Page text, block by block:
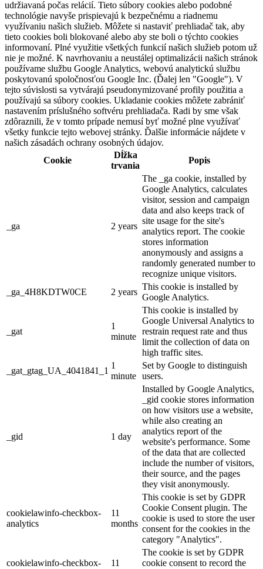
udržiavaná počas relácií. Tieto súbory cookies alebo podobné
technológie navyše prispievajú k bezpečnému a riadnemu
využívaniu našich služieb. Môžete si nastaviť prehliadač tak, aby
tieto cookies boli blokované alebo aby ste boli o týchto cookies
informovaní. Plné využitie všetkých funkcií našich služieb potom už
nie je možné. K navrhovaniu a neustálej optimalizácii našich stránok
používame službu Google Analytics, webovú analytickú službu
poskytovanú spoločnosťou Google Inc. (Ďalej len "Google"). V
tejto súvislosti sa vytvárajú pseudonymizované profily použitia a
používajú sa súbory cookies. Ukladanie cookies môžete zabrániť
nastavením príslušného softvéru prehliadača. Radi by sme však
zdôraznili, že v tomto prípade nemusí byť možné plne využívať
všetky funkcie tejto webovej stránky. Ďalšie informácie nájdete v
našich zásadách ochrany osobných údajov.
Cookie
Dĺžka
trvania
Popis
_ga 2 years
The _ga cookie, installed by
Google Analytics, calculates
visitor, session and campaign
data and also keeps track of
site usage for the site's
analytics report. The cookie
stores information
anonymously and assigns a
randomly generated number to
recognize unique visitors.
_ga_4H8KDTW0CE
2 years
This cookie is installed by
Google Analytics.
_gat
1
minute
This cookie is installed by
Google Universal Analytics to
restrain request rate and thus
limit the collection of data on
high traffic sites.
_gat_gtag_UA_4041841_1
1
minute
Set by Google to distinguish
users.
_gid 1 day
Installed by Google Analytics,
_gid cookie stores information
on how visitors use a website,
while also creating an
analytics report of the
website's performance. Some
of the data that are collected
include the number of visitors,
their source, and the pages
they visit anonymously.
cookielawinfo-checkbox-
analytics
11
months
This cookie is set by GDPR
Cookie Consent plugin. The
cookie is used to store the user
consent for the cookies in the
category "Analytics".
cookielawinfo-checkbox-
11
The cookie is set by GDPR
cookie consent to record the